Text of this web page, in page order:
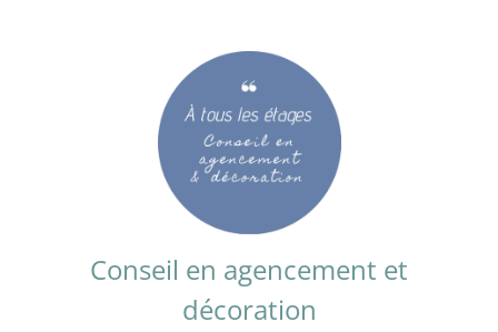
Conseil en agencement et
décoration